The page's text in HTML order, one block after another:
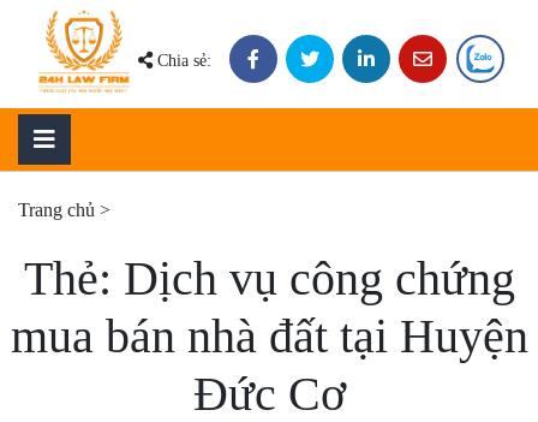
content
Chia sẻ:
Trang chủ >
Thẻ: Dịch vụ công chứng
mua bán nhà đất tại Huyện
Đức Cơ